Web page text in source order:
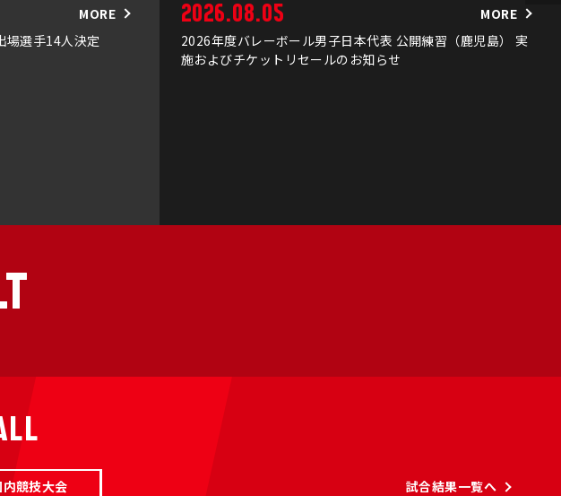
MORE
場選手14人決定
2026.08.05
MORE
2026年度バレーボール男子日本代表 公開練習（鹿児島） 実
施およびチケットリセールのお知らせ
内競技大会 試合結果一覧へ